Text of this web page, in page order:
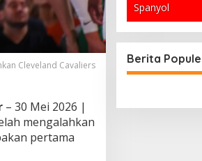
Cleveland Cavaliers
– 30 Mei 2026 |
mengalahkan
pertama
Spanyol
Berita
Aset: Mengapa
Perlu Dikaji Ulang?